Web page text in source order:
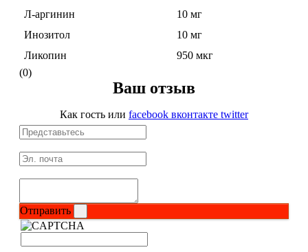
Л-аргинин
10 мг
Инозитол
10 мг
Ликопин
950 мкг
(0)
Ваш отзыв
Как гость или facebook вконтакте twitter
Отправить